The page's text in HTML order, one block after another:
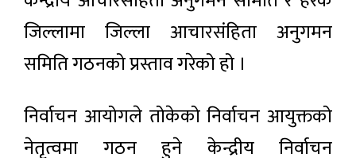
जिल्लामा जिल्ला आचारसंहिता अनुगमन
समिति गठनको प्रस्ताव गरेको हो ।
निर्वाचन आयोगले तोकेको निर्वाचन आयुक्तको
नेतृत्वमा गठन हुने केन्द्रीय निर्वाचन